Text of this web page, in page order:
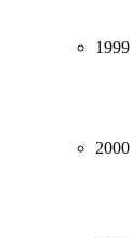
1999
2000